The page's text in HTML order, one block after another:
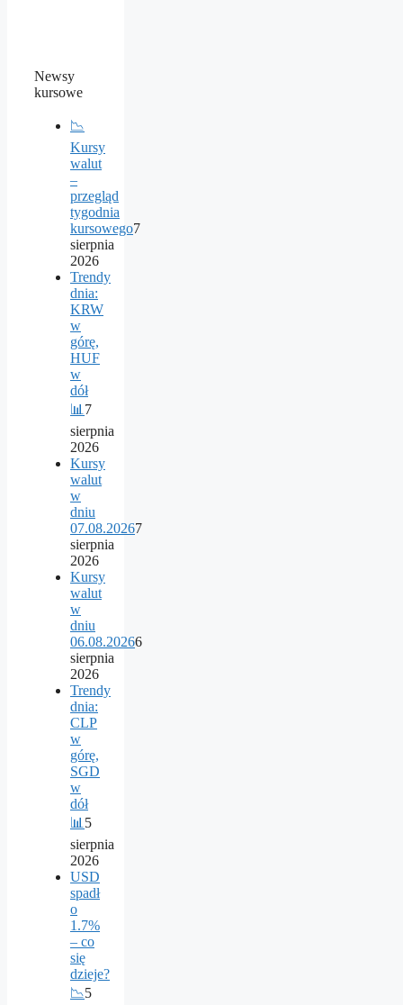
Newsy
kursowe
📉
Kursy
walut
–
przegląd
tygodnia
kursowego7
sierpnia
2026
Trendy
dnia:
KRW
w
górę,
HUF
w
dół
📊 7
sierpnia
2026
Kursy
walut
w
dniu
07.08.20267
sierpnia
2026
Kursy
walut
w
dniu
06.08.20266
sierpnia
2026
Trendy
dnia:
CLP
w
górę,
SGD
w
dół
📊 5
sierpnia
2026
USD
spadł
o
1.7%
– co
się
dzieje?
📉5